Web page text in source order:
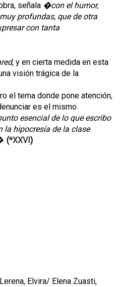
señala �con el humor,
profundas, que de otra
con tanta
, y en cierta medida en esta
visión trágica de la
el tema donde pone atención,
es el mismo.
esencial de lo que escribo
la hipocresía de la clase
. (*XXVI)
Elvira/ Elena Zuasti,